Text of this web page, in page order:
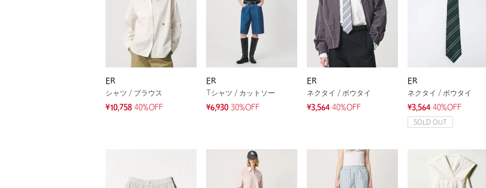
ER
シャツ / ブラウス
¥10,758 40%OFF
ER
Tシャツ / カットソー
¥6,930 30%OFF
ER
ネクタイ / ボウタイ
¥3,564 40%OFF
ER
ネクタイ / ボウタイ
¥3,564 40%OFF
SOLD OUT